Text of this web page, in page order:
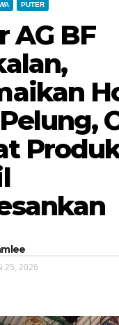
PUTER
AG BF
25, 2026